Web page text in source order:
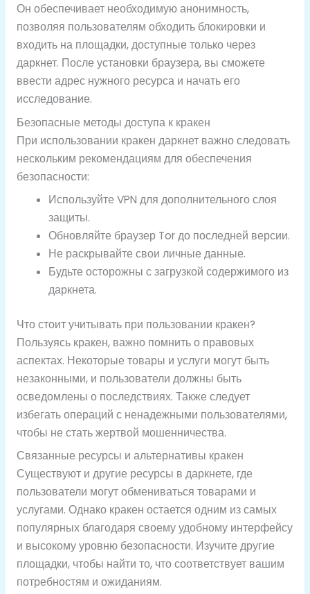
Он обеспечивает необходимую анонимность,
позволяя пользователям обходить блокировки и
входить на площадки, доступные только через
даркнет. После установки браузера, вы сможете
ввести адрес нужного ресурса и начать его
исследование.
Безопасные методы доступа к кракен
При использовании кракен даркнет важно следовать
нескольким рекомендациям для обеспечения
безопасности:
Используйте VPN для дополнительного слоя
защиты.
Обновляйте браузер Tor до последней версии.
Не раскрывайте свои личные данные.
Будьте осторожны с загрузкой содержимого из
даркнета.
Что стоит учитывать при пользовании кракен?
Пользуясь кракен, важно помнить о правовых
аспектах. Некоторые товары и услуги могут быть
незаконными, и пользователи должны быть
осведомлены о последствиях. Также следует
избегать операций с ненадежными пользователями,
чтобы не стать жертвой мошенничества.
Связанные ресурсы и альтернативы кракен
Существуют и другие ресурсы в даркнете, где
пользователи могут обмениваться товарами и
услугами. Однако кракен остается одним из самых
популярных благодаря своему удобному интерфейсу
и высокому уровню безопасности. Изучите другие
площадки, чтобы найти то, что соответствует вашим
потребностям и ожиданиям.